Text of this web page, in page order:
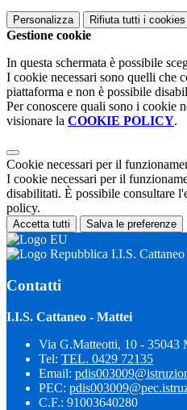
Personalizza Rifiuta tutti i cookies
Gestione cookie
In questa schermata è possibile
I cookie necessari sono quelli che
piattaforma e non è possibile
Per conoscere quali sono i cookie
visionare la COOKIE POLICY.
Cookie necessari per il
I cookie necessari per il
disabilitati. È possibile consultare
policy.
Accetta tutti Salva le preferenze
I.I.S.
Contatti
I.I.S. Cattaneo - Mattei
Via G.Matteotti, 10 - 35043
Tel: TEL. 0429 72135
Email:
PEC:
C.F.: 91003640280